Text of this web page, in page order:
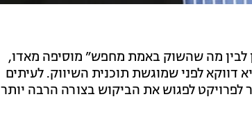
לבין מה שהשוק באמת מחפש” מוסיפה מאדו,
לפני שמוגשת תוכנית השיווק. לעיתים
לפגוש את הביקוש בצורה הרבה יותר